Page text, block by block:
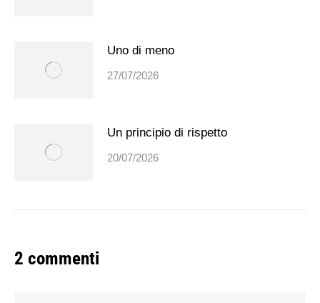
Uno di meno
27/07/2026
Un principio di rispetto
20/07/2026
2 commenti